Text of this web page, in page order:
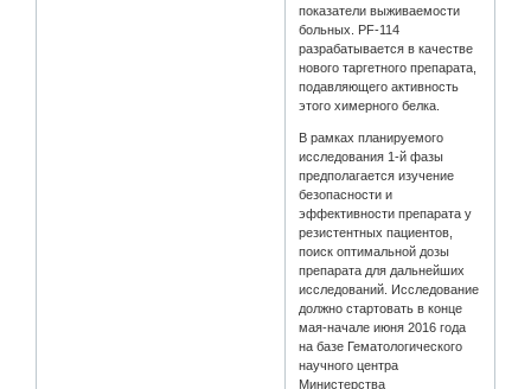
показатели выживаемости
больных. PF-114
разрабатывается в качестве
нового таргетного препарата,
подавляющего активность
этого химерного белка.
В рамках планируемого
исследования 1-й фазы
предполагается изучение
безопасности и
эффективности препарата у
резистентных пациентов,
поиск оптимальной дозы
препарата для дальнейших
исследований. Исследование
должно стартовать в конце
мая-начале июня 2016 года
на базе Гематологического
научного центра
Министерства